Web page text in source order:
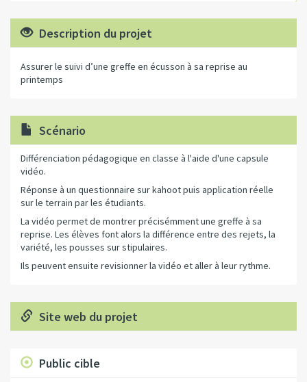
Description du projet
Assurer le suivi d’une greffe en écusson à sa reprise au
printemps
Scénario
Différenciation pédagogique en classe à l'aide d'une capsule
vidéo.
Réponse à un questionnaire sur kahoot puis application réelle
sur le terrain par les étudiants.
La vidéo permet de montrer précisémment une greffe à sa
reprise. Les élèves font alors la différence entre des rejets, la
variété, les pousses sur stipulaires.
Ils peuvent ensuite revisionner la vidéo et aller à leur rythme.
Site web du projet
Public cible